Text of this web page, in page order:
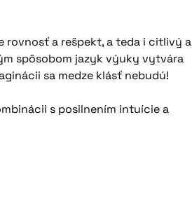
a rešpekt, a teda i citlivý a
spôsobom jazyk výuky vytvára
sa medze klásť nebudú!
s posilnením intuície a